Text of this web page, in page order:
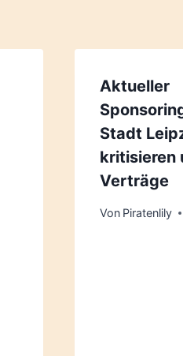
Aktueller
Stadt
kritisieren
Verträge
Von Piratenlily